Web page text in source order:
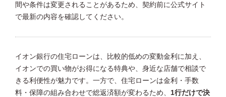
間や条件は変更されることがあるため、契約前に公式サイト
で最新の内容を確認してください。
イオン銀行の住宅ローンは、比較的低めの変動金利に加え、
イオンでの買い物がお得になる特典や、身近な店舗で相談で
きる利便性が魅力です。一方で、住宅ローンは金利・手数
料・保障の組み合わせで総返済額が変わるため、 1行だけで決